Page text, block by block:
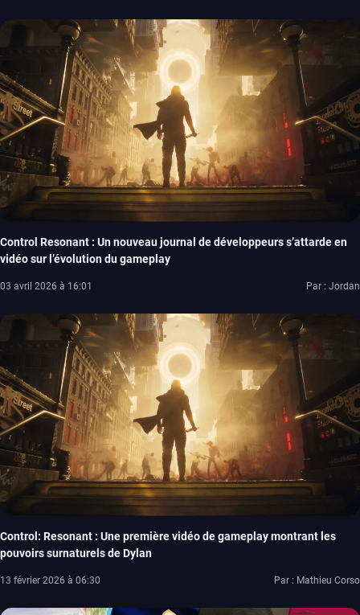
Control Resonant : Un nouveau journal de développeurs s’attarde en
vidéo sur l’évolution du gameplay
03 avril 2026 à 16:01 Par : Jordan
Control: Resonant : Une première vidéo de gameplay montrant les
pouvoirs surnaturels de Dylan
13 février 2026 à 06:30 Par : Mathieu Corso